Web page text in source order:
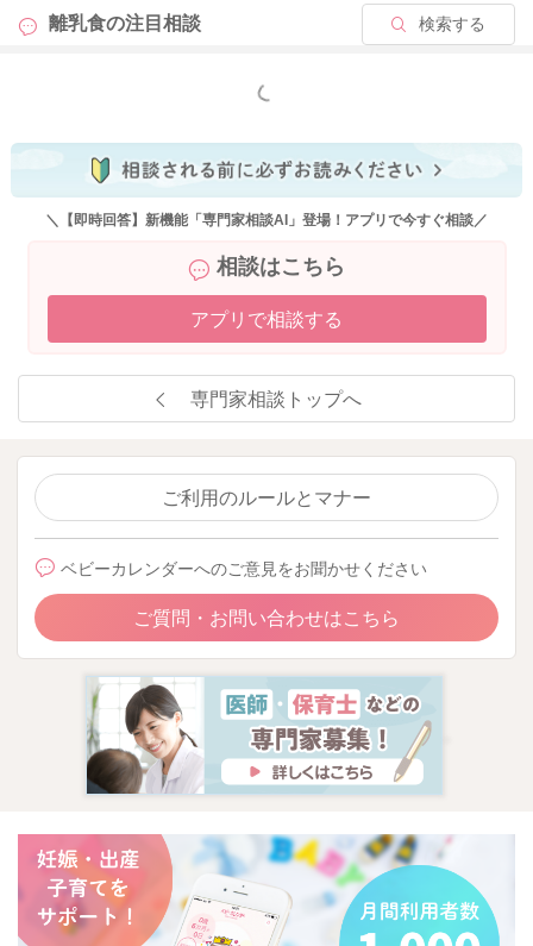
食べるのか食べないのか、何から食べるのか、どのように食べ
か？」「食べられる？」などと声掛けして、サポートしてあげ
つぶしたり、投げ飛ばしたりという経験も貴重な食体験です
し、次はどのくらいの力加減で握ったらつぶれないかな？とい
う事を自分自身で体験して学んでいきます。 汚しながら、潰
偏食外来のパンフレットに参考になる内容がかかれていますの
で、ご覧いただければと思います。
⓪神奈川県立こども医療センター偏食外来パンフレット０
心の準備編「どうしてたべてくれないの？」
http://www.kanagawa-syounihokenkyoukai.jp/images_mt/hensh
okupump0read.pdf
また、食事の際に何か楽しい要素を取り入れて頂くと、だんだ
んと食事にも興味が出てくるのかなと思います。 好きなパン
どを挟んで、一緒におままごと感覚で調理過程を手伝ってもら
うという方法もお勧めです。 そのような楽しい経験の積み重
ねが、その他の食材も食べてみようかな？と思えるきかっけ作
りにもなりますよ。
離乳食の注目相談 検索する
もっと見る
＼【即時回答】新機能「専門家相談AI」登場！アプリで今すぐ相談／
相談はこちら
アプリで相談する
専門家相談トップへ
ご利用のルールとマナー
ベビーカレンダーへのご意見をお聞かせください
ご質問・お問い合わせはこちら